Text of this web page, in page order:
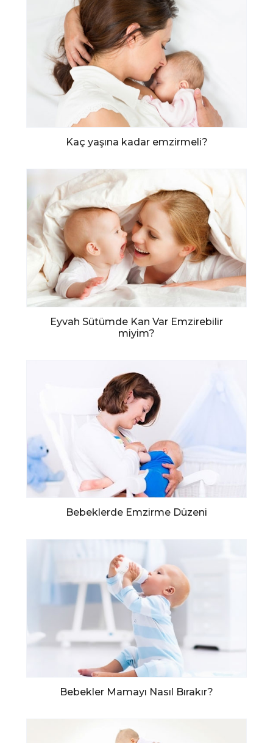
Kaç yaşına kadar emzirmeli?
Eyvah Sütümde Kan Var Emzirebilir
miyim?
Bebeklerde Emzirme Düzeni
Bebekler Mamayı Nasıl Bırakır?